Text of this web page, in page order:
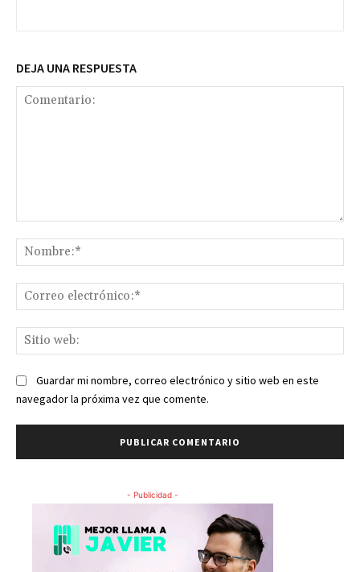
DEJA UNA RESPUESTA
Guardar mi nombre, correo electrónico y sitio web en este
navegador la próxima vez que comente.
- Publicidad -